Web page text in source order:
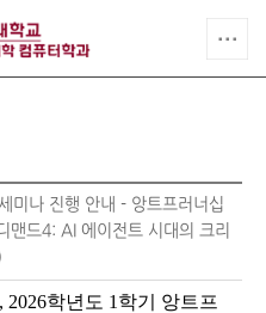
미나 진행 안내 - 앙트프러너십
맨드4: AI 에이전트 시대의 크리
2026학년도 1학기 앙트프